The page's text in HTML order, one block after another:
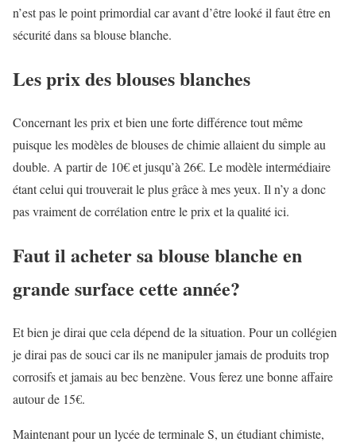
n’est pas le point primordial car avant d’être looké il faut être en
sécurité dans sa blouse blanche.
Les prix des blouses blanches
Concernant les prix et bien une forte différence tout même
puisque les modèles de blouses de chimie allaient du simple au
double. A partir de 10€ et jusqu’à 26€. Le modèle intermédiaire
étant celui qui trouverait le plus grâce à mes yeux. Il n’y a donc
pas vraiment de corrélation entre le prix et la qualité ici.
Faut il acheter sa blouse blanche en
grande surface cette année?
Et bien je dirai que cela dépend de la situation. Pour un collégien
je dirai pas de souci car ils ne manipuler jamais de produits trop
corrosifs et jamais au bec benzène. Vous ferez une bonne affaire
autour de 15€.
Maintenant pour un lycée de terminale S, un étudiant chimiste,